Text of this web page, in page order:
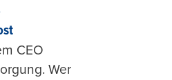
CEO
Wer